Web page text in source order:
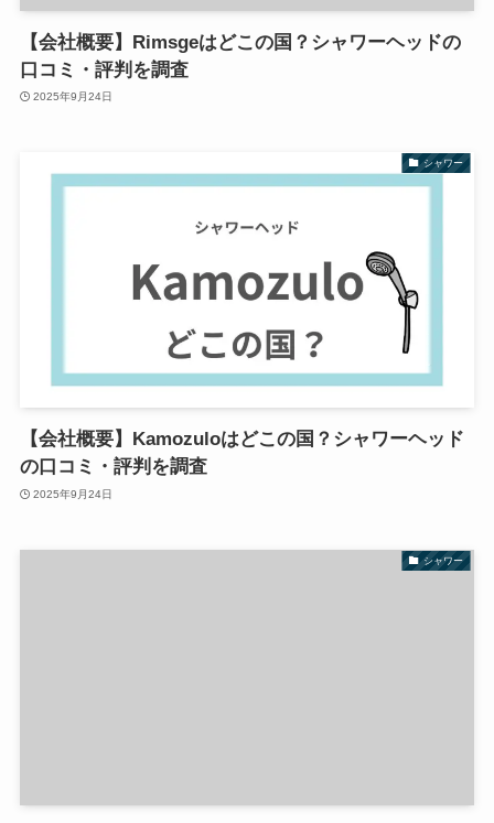
【会社概要】Rimsgeはどこの国？シャワーヘッドの
口コミ・評判を調査
2025年9月24日
シャワー
【会社概要】Kamozuloはどこの国？シャワーヘッド
の口コミ・評判を調査
2025年9月24日
シャワー